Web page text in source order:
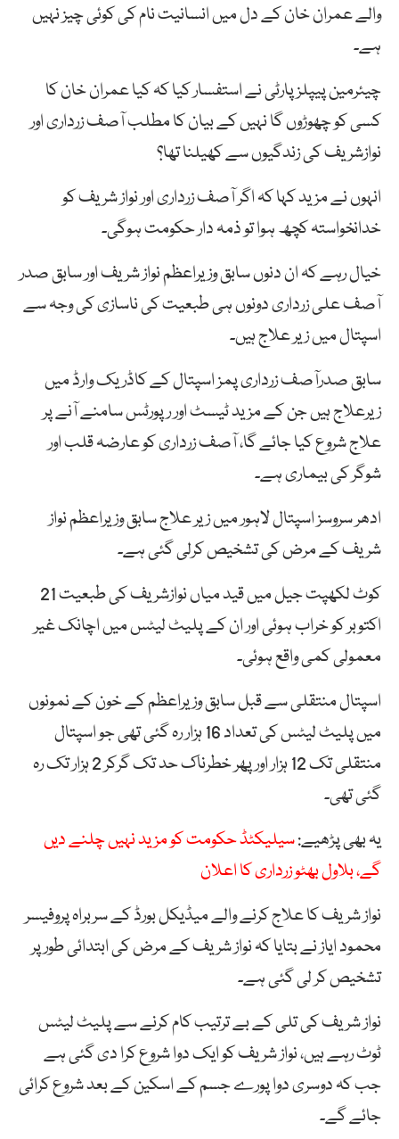
والے عمران خان کے دل میں انسانیت نام کی کوئی چیز نہیں
ہے۔
چیئرمین پیپلز پارٹی نے استفسار کیا کہ کیا عمران خان کا
کسی کو چھوڑوں گا نہیں کے بیان کا مطلب آصف زرداری اور
نوازشریف کی زندگیوں سے کھیلنا تھا؟
انہوں نے مزید کہا کہ اگر آصف زرداری اور نواز شریف کو
خدانخواستہ کچھ ہوا تو ذمہ دار حکومت ہوگی۔
خیال رہے کہ ان دنوں سابق وزیراعظم نواز شریف اور سابق صدر
آصف علی زرداری دونوں ہی طبعیت کی ناسازی کی وجہ سے
اسپتال میں زیر علاج ہیں۔
سابق صدرآصف زرداری پمز اسپتال کے کاڈریک وارڈ میں
زیرعلاج ہیں جن کے مزید ٹیسٹ اور رپورٹس سامنے آنے پر
علاج شروع کیا جائے گا، آصف زرداری کو عارضہ قلب اور
شوگر کی بیماری ہے۔
ادھر سروسز اسپتال لاہور میں زیر علاج سابق وزیراعظم نواز
شریف کے مرض کی تشخیص کرلی گئی ہے۔
کوٹ لکھپت جیل میں قید میاں نوازشریف کی طبعیت 21
اکتوبر کو خراب ہوئی اور ان کے پلیٹ لیٹس میں اچانک غیر
معمولی کمی واقع ہوئی۔
اسپتال منتقلی سے قبل سابق وزیراعظم کے خون کے نمونوں
میں پلیٹ لیٹس کی تعداد 16 ہزار رہ گئی تھی جو اسپتال
منتقلی تک 12 ہزار اور پھر خطرناک حد تک گرکر 2 ہزار تک رہ
گئی تھی۔
یہ بھی پڑھیے:سیلیکٹڈ حکومت کو مزید نہیں چلنے دیں
گے، بلاول بھٹو زرداری کا اعلان
نواز شریف کا علاج کرنے والے میڈیکل بورڈ کے سربراہ پروفیسر
محمود ایاز نے بتایا کہ نواز شریف کے مرض کی ابتدائی طور پر
تشخیص کر لی گئی ہے۔
نواز شریف کی تلی کے بے ترتیب کام کرنے سے پلیٹ لیٹس
ٹوٹ رہے ہیں، نواز شریف کو ایک دوا شروع کرا دی گئی ہے
جب کہ دوسری دوا پورے جسم کے اسکین کے بعد شروع کرائی
جائے گے۔